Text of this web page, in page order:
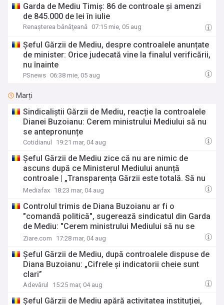
Garda de Mediu Timiș: 86 de controale și amenzi
de 845.000 de lei în iulie
Renaşterea bănăţeană 07:15 mie, 05 aug
Șeful Gărzii de Mediu, despre controalele anunțate
de minister: Orice judecată vine la finalul verificării,
nu înainte
PSnews 06:38 mie, 05 aug
Marți
Sindicaliștii Gărzii de Mediu, reacție la controalele
Dianei Buzoianu: Cerem ministrului Mediului să nu
se antepronunțe
Cotidianul 19:21 mar, 04 aug
Șeful Gărzii de Mediu zice că nu are nimic de
ascuns după ce Ministerul Mediului anunță
controale | „Transparența Gărzii este totală. Să nu
existe antepronunțare”
Mediafax 18:23 mar, 04 aug
Controlul trimis de Diana Buzoianu ar fi o
"comandă politică", sugerează sindicatul din Garda
de Mediu: "Cerem ministrului Mediului să nu se
antepronunțe"
Ziare.com 17:28 mar, 04 aug
Șeful Gărzii de Mediu, după controalele dispuse de
Diana Buzoianu: „Cifrele şi indicatorii cheie sunt
clari”
Adevărul 15:25 mar, 04 aug
Șeful Gărzii de Mediu apără activitatea instituției,